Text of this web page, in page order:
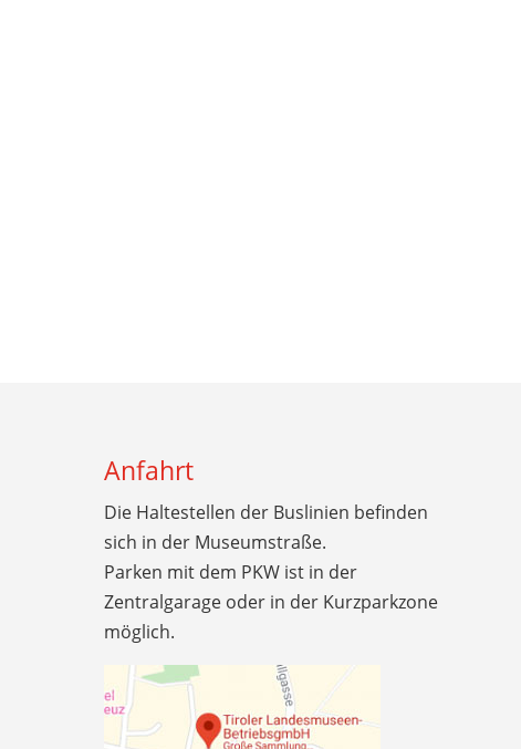
Anfahrt
Die Haltestellen der Buslinien befinden
sich in der Museumstraße.
Parken mit dem PKW ist in der
Zentralgarage oder in der Kurzparkzone
möglich.